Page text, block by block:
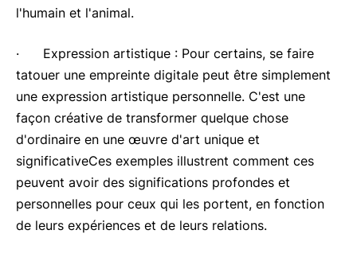
l'humain et l'animal.
· Expression artistique : Pour certains, se faire
tatouer une empreinte digitale peut être simplement
une expression artistique personnelle. C'est une
façon créative de transformer quelque chose
d'ordinaire en une œuvre d'art unique et
significativeCes exemples illustrent comment ces
peuvent avoir des significations profondes et
personnelles pour ceux qui les portent, en fonction
de leurs expériences et de leurs relations.